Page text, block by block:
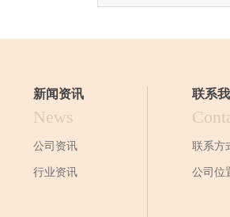
新闻资讯
News
公司资讯
行业资讯
联系
联系方
公司位